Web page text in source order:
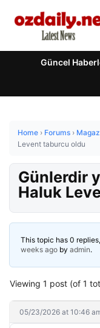
Güncel
Home › Forums ›
Levent taburcu oldu
Günlerdir
Haluk
This topic has 0
weeks ago by admin.
Viewing 1 post (of 1
05/23/2026 at 10:46